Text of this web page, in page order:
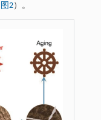
图2）。